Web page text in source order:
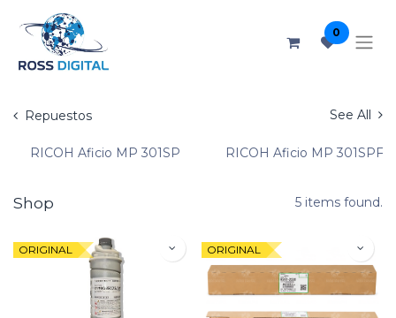
0
Repuestos See All
RICOH Aficio MP 301SP RICOH Aficio MP 301SPF
Shop 5 items found.
ORIGINAL ORIGINAL